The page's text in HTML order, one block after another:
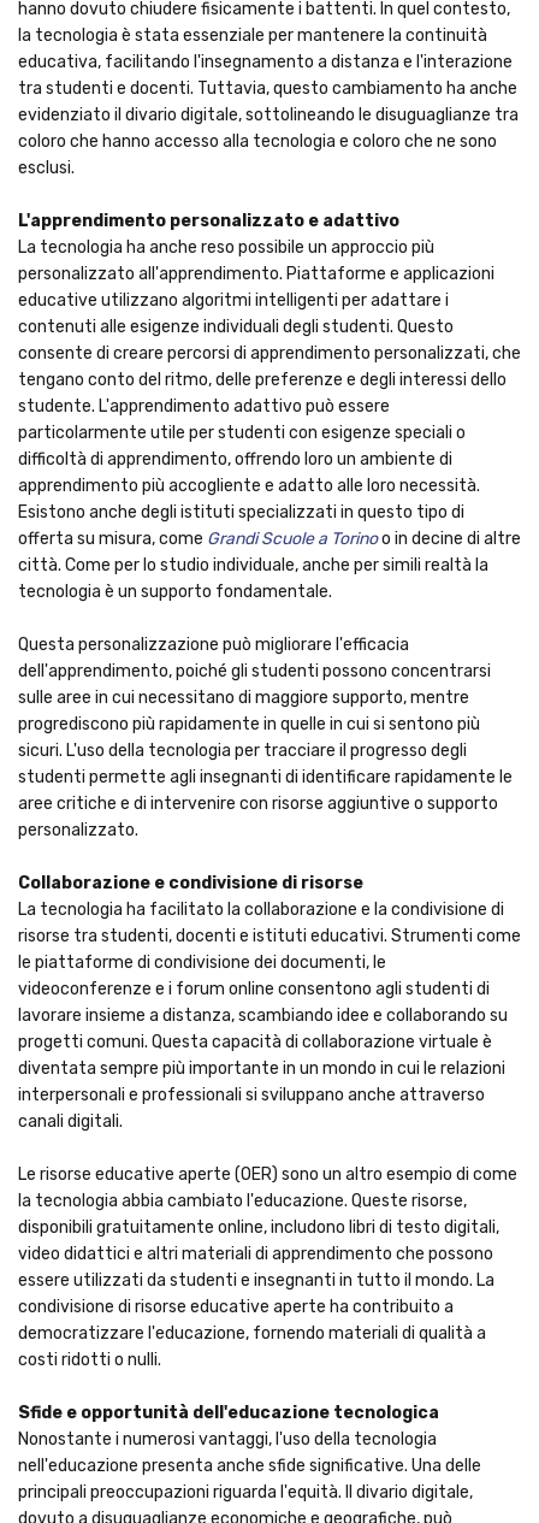
hanno dovuto chiudere fisicamente i battenti. In quel contesto,
la tecnologia è stata essenziale per mantenere la continuità
educativa, facilitando l'insegnamento a distanza e l'interazione
tra studenti e docenti. Tuttavia, questo cambiamento ha anche
evidenziato il divario digitale, sottolineando le disuguaglianze tra
coloro che hanno accesso alla tecnologia e coloro che ne sono
esclusi.
L'apprendimento personalizzato e adattivo
La tecnologia ha anche reso possibile un approccio più
personalizzato all'apprendimento. Piattaforme e applicazioni
educative utilizzano algoritmi intelligenti per adattare i
contenuti alle esigenze individuali degli studenti. Questo
consente di creare percorsi di apprendimento personalizzati, che
tengano conto del ritmo, delle preferenze e degli interessi dello
studente. L'apprendimento adattivo può essere
particolarmente utile per studenti con esigenze speciali o
difficoltà di apprendimento, offrendo loro un ambiente di
apprendimento più accogliente e adatto alle loro necessità.
Esistono anche degli istituti specializzati in questo tipo di
offerta su misura, come Grandi Scuole a Torinoo in decine di altre
città. Come per lo studio individuale, anche per simili realtà la
tecnologia è un supporto fondamentale.
Questa personalizzazione può migliorare l'efficacia
dell'apprendimento, poiché gli studenti possono concentrarsi
sulle aree in cui necessitano di maggiore supporto, mentre
progrediscono più rapidamente in quelle in cui si sentono più
sicuri. L'uso della tecnologia per tracciare il progresso degli
studenti permette agli insegnanti di identificare rapidamente le
aree critiche e di intervenire con risorse aggiuntive o supporto
personalizzato.
Collaborazione e condivisione di risorse
La tecnologia ha facilitato la collaborazione e la condivisione di
risorse tra studenti, docenti e istituti educativi. Strumenti come
le piattaforme di condivisione dei documenti, le
videoconferenze e i forum online consentono agli studenti di
lavorare insieme a distanza, scambiando idee e collaborando su
progetti comuni. Questa capacità di collaborazione virtuale è
diventata sempre più importante in un mondo in cui le relazioni
interpersonali e professionali si sviluppano anche attraverso
canali digitali.
Le risorse educative aperte (OER) sono un altro esempio di come
la tecnologia abbia cambiato l'educazione. Queste risorse,
disponibili gratuitamente online, includono libri di testo digitali,
video didattici e altri materiali di apprendimento che possono
essere utilizzati da studenti e insegnanti in tutto il mondo. La
condivisione di risorse educative aperte ha contribuito a
democratizzare l'educazione, fornendo materiali di qualità a
costi ridotti o nulli.
Sfide e opportunità dell'educazione tecnologica
Nonostante i numerosi vantaggi, l'uso della tecnologia
nell'educazione presenta anche sfide significative. Una delle
principali preoccupazioni riguarda l'equità. Il divario digitale,